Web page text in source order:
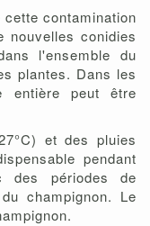
contamination
nouvelles conidies
l'ensemble du
plantes. Dans les
entière peut être
et des pluies
pendant
des périodes de
champignon. Le